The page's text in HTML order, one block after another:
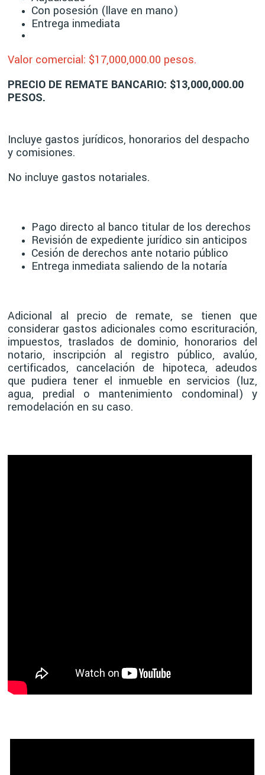
Con posesión (llave en mano)
Entrega inmediata
Valor comercial: $17,000,000.00 pesos.
PRECIO DE REMATE BANCARIO: $13,000,000.00
PESOS.
Incluye gastos jurídicos, honorarios del despacho
y comisiones.
No incluye gastos notariales.
Pago directo al banco titular de los derechos
Revisión de expediente jurídico sin anticipos
Cesión de derechos ante notario público
Entrega inmediata saliendo de la notaría
Adicional al precio de remate, se tienen que
considerar gastos adicionales como escrituración,
impuestos, traslados de dominio, honorarios del
notario, inscripción al registro público, avalúo,
certificados, cancelación de hipoteca, adeudos
que pudiera tener el inmueble en servicios (luz,
agua, predial o mantenimiento condominal) y
remodelación en su caso.